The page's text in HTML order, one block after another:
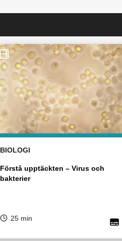
BIOLOGI
Förstå upptäckten – Virus och
bakterier
25 min